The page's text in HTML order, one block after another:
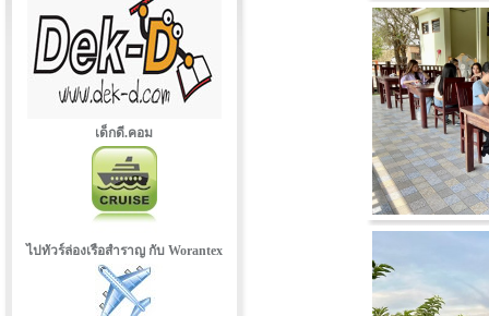
เด็กดี.คอม
ไปทัวร์ล่องเรือสำราญ กับ Worantex